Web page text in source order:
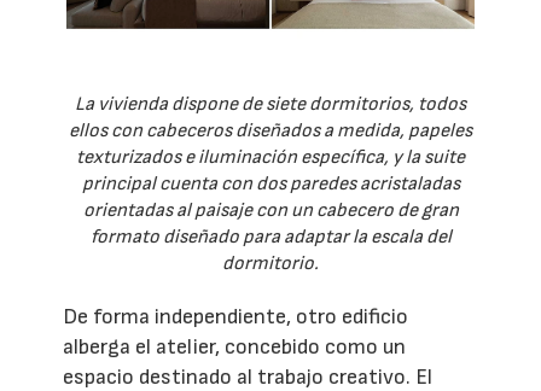
La vivienda dispone de siete dormitorios, todos
ellos con cabeceros diseñados a medida, papeles
texturizados e iluminación específica, y la suite
principal cuenta con dos paredes acristaladas
orientadas al paisaje con un cabecero de gran
formato diseñado para adaptar la escala del
dormitorio.
De forma independiente, otro edificio
alberga el atelier, concebido como un
espacio destinado al trabajo creativo. El